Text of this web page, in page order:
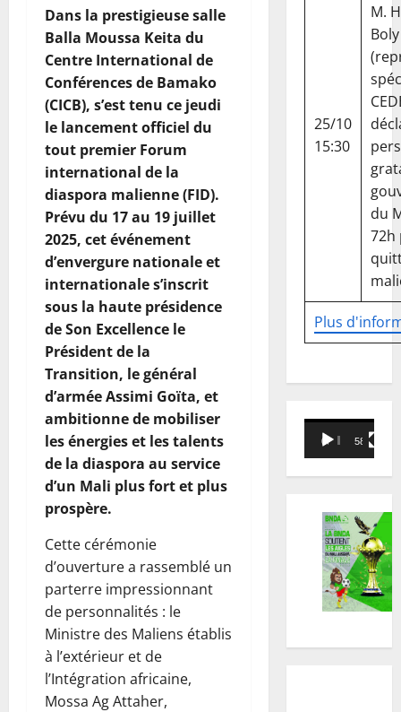
Dans la prestigieuse salle
Balla Moussa Keita du
Centre International de
Conférences de Bamako
(CICB), s’est tenu ce jeudi
le lancement officiel du
tout premier Forum
international de la
diaspora malienne (FID).
Prévu du 17 au 19 juillet
2025, cet événement
d’envergure nationale et
internationale s’inscrit
sous la haute présidence
de Son Excellence le
Président de la
Transition, le général
d’armée Assimi Goïta, et
ambitionne de mobiliser
les énergies et les talents
de la diaspora au service
d’un Mali plus fort et plus
prospère.
Cette cérémonie
d’ouverture a rassemblé un
parterre impressionnant
de personnalités : le
Ministre des Maliens établis
à l’extérieur et de
l’Intégration africaine,
Mossa Ag Attaher,
Plus
25/10
15:30
M.
Boly
du
72h
Lecteur
vidéo
00:00 58:18